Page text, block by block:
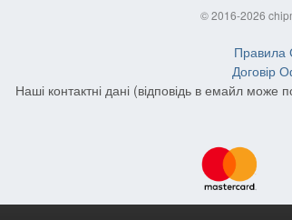
© 2016-2026
Правила
Договір
Наші контактні дані (відповідь в емайл